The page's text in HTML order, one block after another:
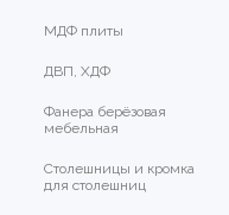
МДФ плиты
ДВП, ХДФ
Фанера берёзовая
мебельная
Столешницы и кромка
для столешниц